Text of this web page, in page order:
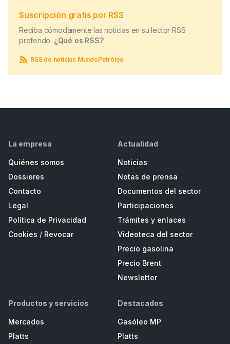
Suscripción gratis por RSS
Reciba cómodamente las noticias en su lector RSS
preferido. ¿Qué es RSS?
RSS de noticias MundoPetróleo
La empresa
Quiénes somos
Dossieres
Contacto
Legal
Política de Privacidad
Cookies / Revocar
Actualidad
Noticias
Notas de prensa
Documentos del sector
Participaciones
Trámites y enlaces
Videoteca del sector
Precio gasolina
Precio Brent
Newsletter
Productos y servicios
Mercados
Platts
Destacados
Gasóleo MP
Platts